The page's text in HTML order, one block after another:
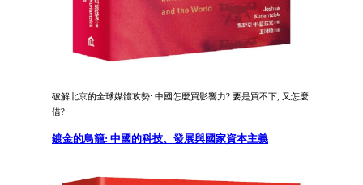
破解北京的全球媒體攻勢: 中國怎麼買影響力? 要是買不下, 又怎麼
借?
鍍金的鳥籠: 中國的科技、發展與國家資本主義